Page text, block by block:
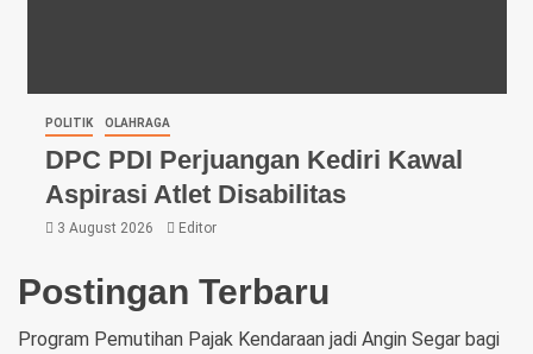
POLITIK OLAHRAGA
DPC PDI Perjuangan Kediri Kawal
Aspirasi Atlet Disabilitas
3 August 2026 Editor
Postingan Terbaru
Program Pemutihan Pajak Kendaraan jadi Angin Segar bagi